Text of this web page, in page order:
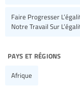
Faire Progresser
Notre Travail Sur
pays et régions
Afrique